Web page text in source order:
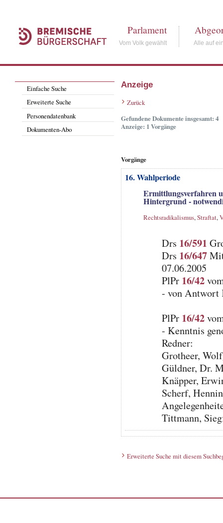
Parlament
Vom Volk gewählt Alle auf
Einfache Suche
Erweiterte Suche
Personendatenbank
Dokumenten-Abo
Anzeige
Zurück
Gefundene Dokumente insgesamt: 4
Anzeige: 1 Vorgänge
Vorgänge
16. Wahlperiode
Ermittlungsverfahren
Hintergrund -
Rechtsradikalismus,Straftat,
Drs 16/591
Drs 16/647
07.06.2005
PlPr 16/42
- von Antwort
PlPr 16/42
- Kenntnis
Redner:
Grotheer,
Güldner, Dr.
Knäpper,
Scherf,
Tittmann,
Erweiterte Suche mit diesem